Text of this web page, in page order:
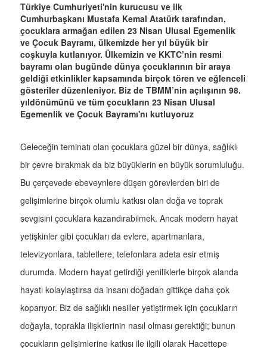
Türkiye Cumhuriyeti'nin kurucusu ve ilk
Cumhurbaşkanı Mustafa Kemal Atatürk tarafından,
çocuklara armağan edilen 23 Nisan Ulusal Egemenlik
ve Çocuk Bayramı, ülkemizde her yıl büyük bir
coşkuyla kutlanıyor. Ülkemizin ve KKTC’nin resmi
bayramı olan bugünde dünya çocuklarının bir araya
geldiği etkinlikler kapsamında birçok tören ve eğlenceli
gösteriler düzenleniyor. Biz de TBMM’nin açılışının 98.
yıldönümünü ve tüm çocukların 23 Nisan Ulusal
Egemenlik ve Çocuk Bayramı'nı kutluyoruz
Geleceğin teminatı olan çocuklara güzel bir dünya, sağlıklı
bir çevre bırakmak da biz büyüklerin en büyük sorumluluğu.
Bu çerçevede ebeveynlere düşen görevlerden biri de
gelişimlerine birçok olumlu katkısı olan doğa ve toprak
sevgisini çocuklara kazandırabilmek. Ancak modern hayat
yetişkinler gibi çocukları da evlere, apartmanlara,
televizyonlara, tabletlere, telefonlara adeta esir etmiş
durumda. Modern hayat getirdiği yeniliklerle birçok alanda
hayatı kolaylaştırsa da insanı doğadan gittikçe daha çok
koparıyor. Biz de sağlıklı nesiller yetiştirmek için çocukların
doğayla, toprakla ilişkilerinin nasıl olması gerektiği; bunun
çocukların gelişimlerine katkısı ile ilgili olarak Hacettepe